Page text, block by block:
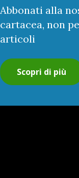
Abbonati alla
cartacea, non
articoli
Scopri di più